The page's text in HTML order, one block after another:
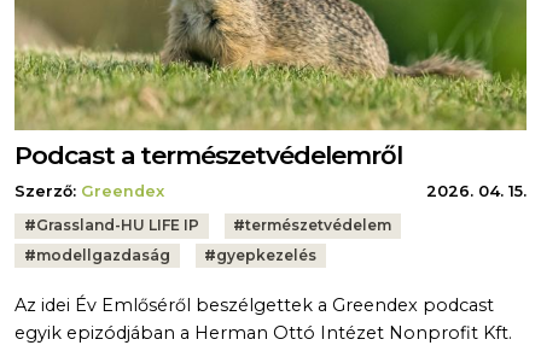
Podcast a természetvédelemről
Szerző: Greendex
2026. 04. 15.
Tags:
#Grassland-HU LIFE IP #természetvédelem
#modellgazdaság #gyepkezelés
Az idei Év Emlőséről beszélgettek a Greendex podcast
egyik epizódjában a Herman Ottó Intézet Nonprofit Kft.